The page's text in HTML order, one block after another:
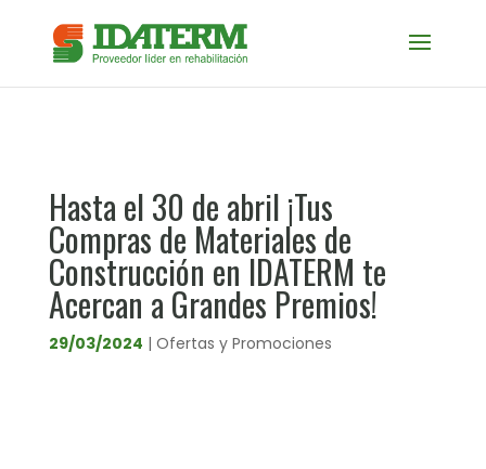
Hasta el 30 de abril ¡Tus
Compras de Materiales de
Construcción en IDATERM te
Acercan a Grandes Premios!
29/03/2024 | Ofertas y Promociones